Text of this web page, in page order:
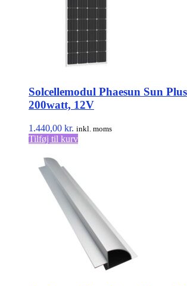
Solcellemodul Phaesun Sun
200watt, 12V
1.440,00 kr. inkl. moms
Tilføj til kurv